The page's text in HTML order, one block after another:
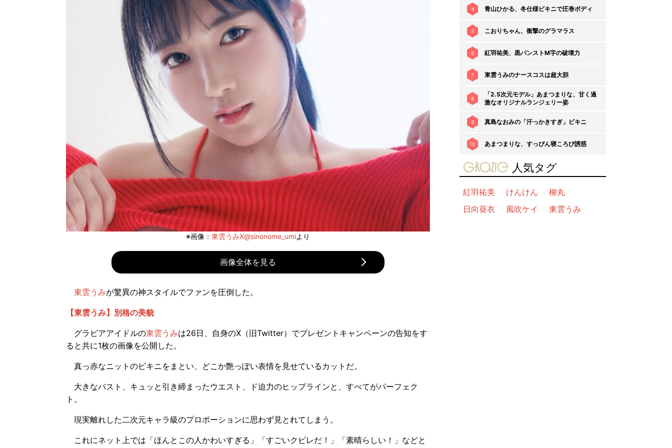
※画像： 東雲うみX@sinonome_umiより
画像全体を見る
東雲うみが驚異の神スタイルでファンを圧倒した。
【東雲うみ】別格の美貌
グラビアアイドルの東雲うみは26日、自身のX（旧Twitter）でプレゼントキャンペーンの告知をす
ると共に1枚の画像を公開した。
真っ赤なニットのビキニをまとい、どこか艶っぽい表情を見せているカットだ。
大きなバスト、キュッと引き締まったウエスト、ド迫力のヒップラインと、すべてがパーフェク
ト。
現実離れした二次元キャラ級のプロポーションに思わず見とれてしまう。
これにネット上では「ほんとこの人かわいすぎる」「すごいクビレだ！」「素晴らしい！」などと
4 青山ひかる、冬仕様ビキニで圧巻ボディ
5 こおりちゃん、衝撃のグラマラス
6 紅羽祐美、黒パンストM字の破壊力
7 東雲うみのナースコスは超大胆
8
「2.5次元モデル」あまつまりな、甘く過
激なオリジナルランジェリー姿
9 真島なおみの「汗っかきすぎ」ビキニ
10 あまつまりな、すっぴん寝ころび誘惑
gravure-grazie
人気タグ
紅羽祐美 けんけん
柳丸
日向葵衣
風吹ケイ 東雲うみ